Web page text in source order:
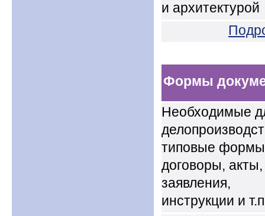
и архитектурой
Формы
Необходимые
типовые
договоры, акты,
заявления,
инструкции и